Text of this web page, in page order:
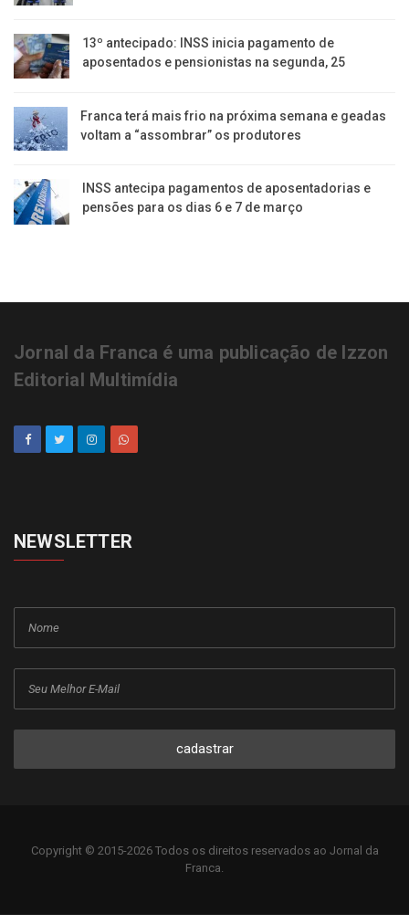
13º antecipado: INSS inicia pagamento de
aposentados e pensionistas na segunda, 25
Franca terá mais frio na próxima semana e geadas
voltam a “assombrar” os produtores
INSS antecipa pagamentos de aposentadorias e
pensões para os dias 6 e 7 de março
Jornal da Franca é uma publicação de Izzon
Editorial Multimídia
NEWSLETTER
cadastrar
Copyright © 2015-2026 Todos os direitos reservados ao Jornal da
Franca.